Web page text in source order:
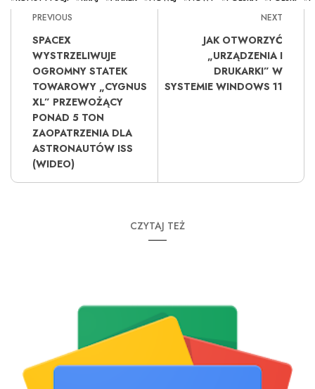
PREVIOUS
SPACEX
WYSTRZELIWUJE
OGROMNY STATEK
TOWAROWY „CYGNUS
XL” PRZEWOŻĄCY
PONAD 5 TON
ZAOPATRZENIA DLA
ASTRONAUTÓW ISS
(WIDEO)
NEXT
JAK OTWORZYĆ
„URZĄDZENIA I
DRUKARKI” W
SYSTEMIE WINDOWS 11
CZYTAJ TEŻ